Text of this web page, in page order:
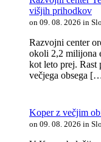
višjih prihodkov
on 09. 08. 2026 in
Razvojni center
okoli 2,2 milijona
kot leto prej. Rast
večjega obsega
Koper z večjim
on 09. 08. 2026 in